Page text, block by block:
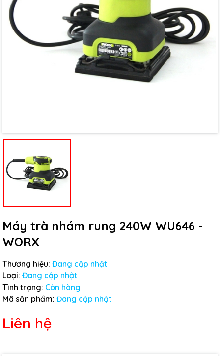
Máy trà nhám rung 240W WU646 -
WORX
Thương hiệu: Đang cập nhật
Loại: Đang cập nhật
Tình trạng: Còn hàng
Mã sản phẩm: Đang cập nhật
Liên hệ